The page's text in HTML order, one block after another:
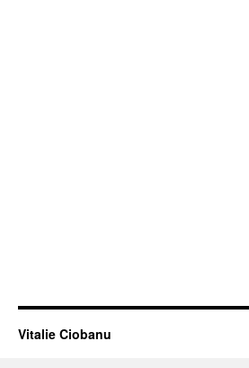
Vitalie Ciobanu